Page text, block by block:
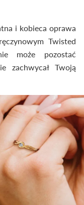
i kobieca oprawa
Twisted
może pozostać
zachwycał Twoją